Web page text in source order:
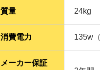
質量 24kg
消費電力 135w
メーカー保証